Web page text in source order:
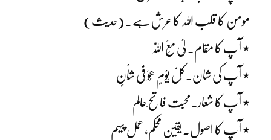
مومن کا قلب اللہ کا عرش ہے۔ (حدیث)
٭ آپ کا مقام۔ لِیْ مَعَ اللّٰہ
٭ آپ کی شان۔کُلَّ یَوْمٍ ھُوَ فِیْ شَاْنٍ
٭ آپ کا شعار۔محبت فاتح ِعالم
٭ آپ کا اصول۔یقین محکم، عمل پیہم